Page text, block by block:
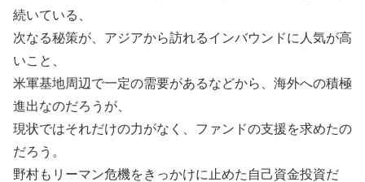
続いている、
次なる秘策が、アジアから訪れるインバウンドに人気が高
いこと、
米軍基地周辺で一定の需要があるなどから、海外への積極
進出なのだろうが、
現状ではそれだけの力がなく、ファンドの支援を求めたの
だろう。
野村もリーマン危機をきっかけに止めた自己資金投資だ